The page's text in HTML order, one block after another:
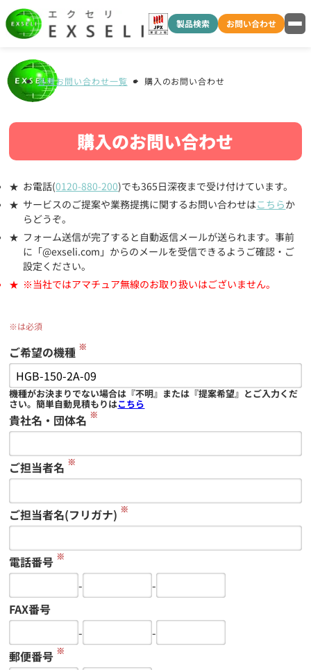
製品検索 お問い合わせ
各種お問い合わせ一覧 購入のお問い合わせ
購入のお問い合わせ
お電話(0120-880-200)でも365日深夜まで受け付けています。
サービスのご提案や業務提携に関するお問い合わせはこちらか
らどうぞ。
フォーム送信が完了すると自動返信メールが送られます。事前
に「@exseli.com」からのメールを受信できるようご確認・ご
設定ください。
※当社ではアマチュア無線のお取り扱いはございません。
※は必須
ご希望の機種 ※
機種がお決まりでない場合は『不明』または『提案希望』とご入力くだ
さい。簡単自動見積もりはこちら
貴社名・団体名 ※
ご担当者名 ※
ご担当者名(フリガナ) ※
電話番号 ※
-
-
FAX番号
-
-
郵便番号 ※